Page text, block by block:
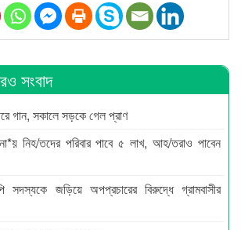
সংবাদ
গান, সকালে সড়কে গেল প্রাণ
নিহ/তদের পরিবার পাবে ৫ লাখ, আহ/তরাও পাবেন
সদস্যকে জড়িয়ে অপপ্রচারের বিরুদ্ধে গ্রামবাসীর